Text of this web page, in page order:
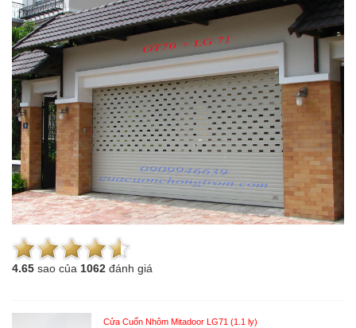
4.65 sao của 1062 đánh giá
Cửa Cuốn Nhôm Mitadoor LG71 (1.1 ly)